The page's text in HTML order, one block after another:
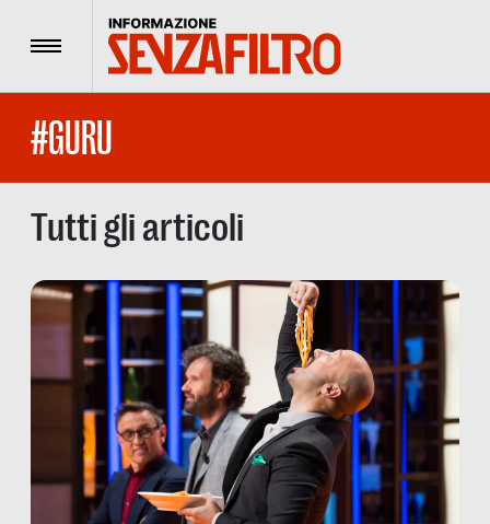
Menu
#GURU
Tutti gli articoli